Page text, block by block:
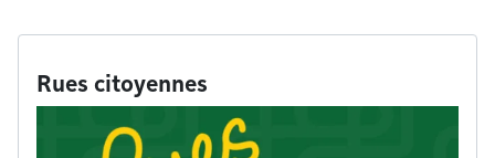
Rues citoyennes